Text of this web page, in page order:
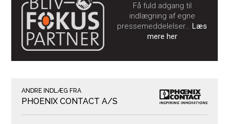
Få fuld adgang til
indlægning af egne
pressemeddelelser…Læs
mere her
ANDRE INDLÆG FRA
PHOENIX CONTACT A/S